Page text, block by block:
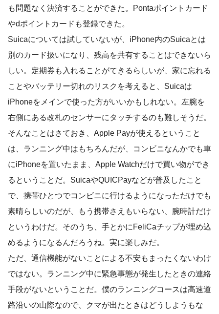
も問題なく決済することができた。Pontaポイントカード
やdポイントカードも登録できた。
Suicaについては試していないが、iPhone内のSuicaとは
別のカード扱いになり、残高を共有することはできないら
しい。定期券も入れることがてきるらしいが、家に忘れる
ことやバッテリー切れのリスクを考えると、Suicaは
iPhoneをメインで使った方がいいかもしれない。左腕を
右側にある改札のセンサーにタッチするのも難しそうだ。
そんなことはさておき、Apple Payが使えるということ
は、ランニング中はもちろんだが、コンビニなんかでも車
にiPhoneを置いたまま、Apple Watchだけで買い物ができ
るということだ。SuicaやQUICPayなどが普及したこと
で、携帯ひとつでコンビニに行けるようになっただけでも
素晴らしいのだが、もう携帯さえもいらない、腕時計だけ
というわけだ。そのうち、手とかにFeliCaチップが埋め込
めるようになるんだろうね。実に楽しみだ。
ただ、通信機能がないことによる不安もまったくないわけ
ではない。ランニング中に緊急事態が発生したときの連絡
手段がないということだ。僕のランニングコースは高速道
路沿いの山際なので、クマが出たときはどうしようもな